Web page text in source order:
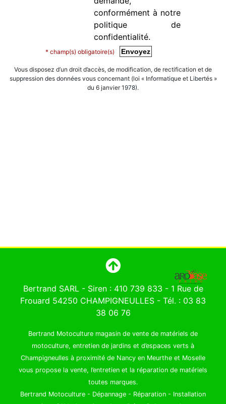
conformément à notre
politique de
confidentialité.
* champ(s) obligatoire(s)
Vous disposez d’un droit d’accès, de modification, de rectification et de
suppression des données vous concernant (loi « Informatique et Libertés »
du 6 janvier 1978).
Bertrand SARL - Siren : 410 739 833 - 1 Rue de
Frouard 54250 CHAMPIGNEULLES - Tél. : 03 83
38 06 76
Bertrand Motoculture magasin de vente de matériels de
motoculture, entretien de jardins et d’espaces verts à
Champigneulles à proximité de Nancy en Meurthe et Moselle
vous propose la vente, l’entretien et la réparation de matériels
toutes marques.
Bertrand Motoculture - Dépannage - Réparation - Installation